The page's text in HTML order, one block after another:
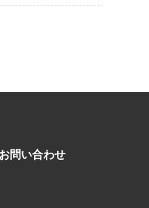
お問い合わせ